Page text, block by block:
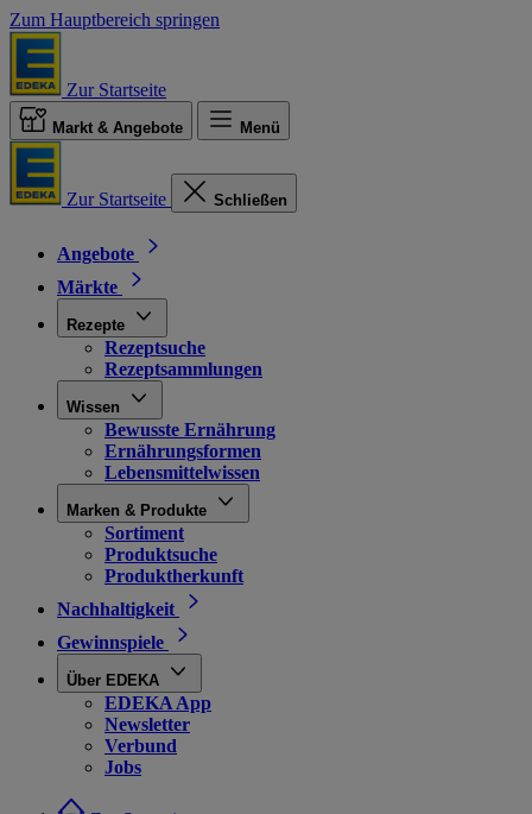
Zum Hauptbereich springen
Zur Startseite
Markt & Angebote Menü
Zur Startseite Schließen
Angebote
Märkte
Rezepte
Rezeptsuche
Rezeptsammlungen
Wissen
Bewusste Ernährung
Ernährungsformen
Lebensmittelwissen
Marken & Produkte
Sortiment
Produktsuche
Produktherkunft
Nachhaltigkeit
Gewinnspiele
Über EDEKA
EDEKA App
Newsletter
Verbund
Jobs